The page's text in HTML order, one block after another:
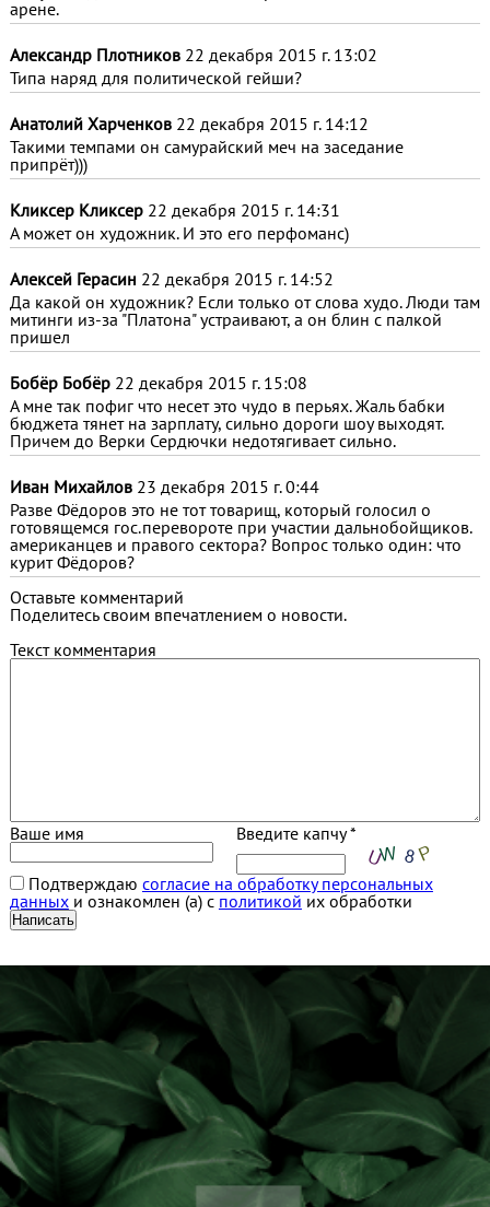
арене.
Александр Плотников 22 декабря 2015 г. 13:02
Типа наряд для политической гейши?
Анатолий Харченков 22 декабря 2015 г. 14:12
Такими темпами он самурайский меч на заседание
припрёт)))
Кликсер Кликсер 22 декабря 2015 г. 14:31
А может он художник. И это его перфоманс)
Алексей Герасин 22 декабря 2015 г. 14:52
Да какой он художник? Если только от слова худо. Люди там
митинги из-за "Платона" устраивают, а он блин с палкой
пришел
Бобёр Бобёр 22 декабря 2015 г. 15:08
А мне так пофиг что несет это чудо в перьях. Жаль бабки
бюджета тянет на зарплату, сильно дороги шоу выходят.
Причем до Верки Сердючки недотягивает сильно.
Иван Михайлов 23 декабря 2015 г. 0:44
Разве Фёдоров это не тот товарищ, который голосил о
готовящемся гос.перевороте при участии дальнобойщиков.
американцев и правого сектора? Вопрос только один: что
курит Фёдоров?
Оставьте комментарий
Поделитесь своим впечатлением о новости.
Текст комментария
Ваше имя Введите капчу *
Подтверждаю согласие на обработку персональных
данныхи ознакомлен (а) с политикой их обработки